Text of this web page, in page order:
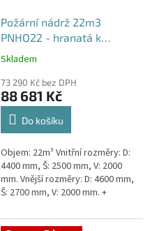
Požární nádrž 22m3
PNHO22 - hranatá k
obetonování
Průměrné
produktu
je
5,0
hvězdiček.
Skladem
73 290 Kč bez DPH
88 681 Kč
Do košíku
Objem: 22m³ Vnitřní rozměry: D:
4400 mm, Š: 2500 mm, V: 2000
mm. Vnější rozměry: D: 4600 mm,
Š: 2700 mm, V: 2000 mm. +
týdny od objednávky....